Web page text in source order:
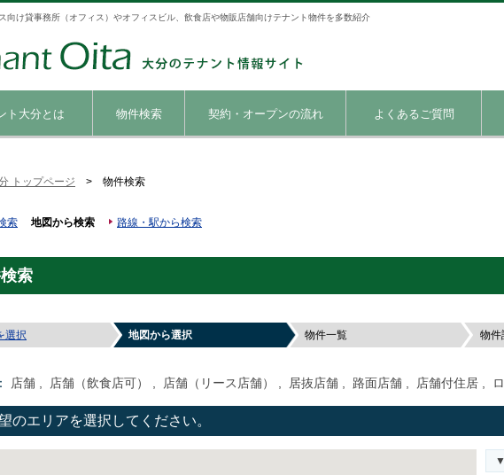
向け貸事務所（オフィス）やオフィスビル、飲食店や物販店舗向けテナント物件を多数紹介
ト大分とは 物件検索 契約・オープンの流れ よくあるご質問
トップページ > 物件検索
索 地図から検索 路線・駅から検索
索
選択 地図から選択 物件一覧 物件
店舗 , 店舗（飲食店可） , 店舗（リース店舗） , 居抜店舗 , 路面店舗 , 店舗付住居 ,
のエリアを選択してください。